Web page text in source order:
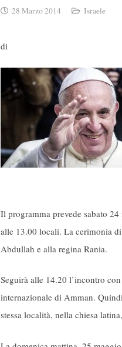
28 Marzo 2014 Israele
di
Il programma prevede sabato
alle 13.00 locali. La cerimonia
Abdullah e alla regina Rania.
Seguirà alle 14.20 l’incontro
internazionale di Amman.
stessa località, nella chiesa